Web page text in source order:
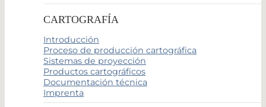
CARTOGRAFÍA
Introducción
Proceso de producción cartográfica
Sistemas de proyección
Productos cartográficos
Documentación técnica
Imprenta